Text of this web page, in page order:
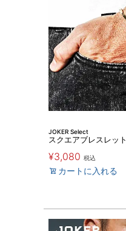
JOKER Select
スクエアブレスレット
¥3,080 税込
カートに入れる